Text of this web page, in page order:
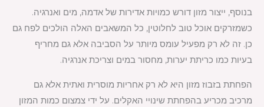
בנוסף, ייצור מזון דורש כמויות אדירות של אדמה, מים ואנרגיה.
כשמזרקים אוכל טוב לחלוטין, כל המשאבים האלה הולכים לפח גם
כן. זה לא רק מפעיל עומס מיותר על הסביבה אלא גם מחריף
בעיות כמו כריתת יערות, מחסור במים וצריכת אנרגיה.
הפחתת בזבוז מזון היא לא רק אחריות מוסרית ואתית אלא גם
מרכיב מכריע בהפחתת שינויי האקלים. על ידי צמצום כמות המזון